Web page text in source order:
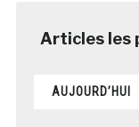
AUJOURD’HUI